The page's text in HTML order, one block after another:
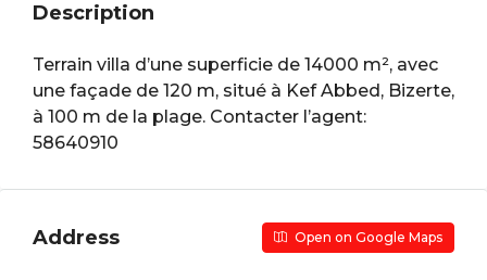
Description
Terrain villa d’une superficie de 14000 m², avec
une façade de 120 m, situé à Kef Abbed, Bizerte,
à 100 m de la plage. Contacter l’agent:
58640910
Address Open on Google Maps